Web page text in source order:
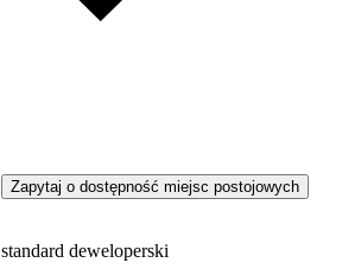
Zapytaj o dostępność miejsc postojowych
standard deweloperski